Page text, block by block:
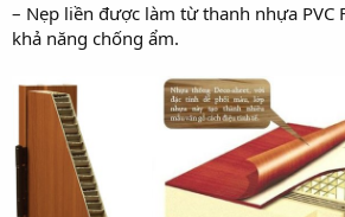
– Nẹp liền được làm từ thanh nhựa PVC
khả năng chống ẩm.